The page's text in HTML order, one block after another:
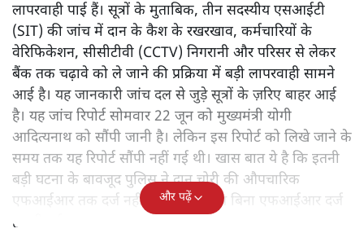
लापरवाही पाई हैं। सूत्रों के मुताबिक, तीन सदस्यीय एसआईटी
(SIT) की जांच में दान के कैश के रखरखाव, कर्मचारियों के
वेरिफिकेशन, सीसीटीवी (CCTV) निगरानी और परिसर से लेकर
बैंक तक चढ़ावे को ले जाने की प्रक्रिया में बड़ी लापरवाही सामने
आई है। यह जानकारी जांच दल से जुड़े सूत्रों के ज़रिए बाहर आई
है। यह जांच रिपोर्ट सोमवार 22 जून को मुख्यमंत्री योगी
आदित्यनाथ को सौंपी जानी है। लेकिन इस रिपोर्ट को लिखे जाने के
समय तक यह रिपोर्ट सौंपी नहीं गई थी। खास बात ये है कि इतनी
बड़ी घटना के बावजूद पुलिस ने दान चोरी की औपचारिक
एफआईआर तक दर्ज नहीं की है। यह जांच बिना एफआईआर दर्ज
हुए ही हुई।
और पढ़ें